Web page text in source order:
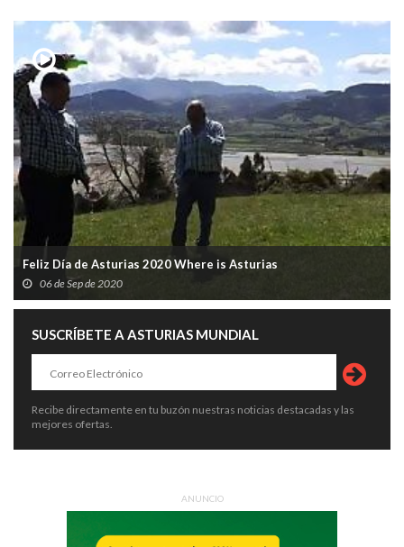
Feliz Día de Asturias 2020 Where is Asturias
06 de Sep de 2020
SUSCRÍBETE A ASTURIAS MUNDIAL
Recibe directamente en tu buzón nuestras noticias destacadas y las
mejores ofertas.
ANUNCIO